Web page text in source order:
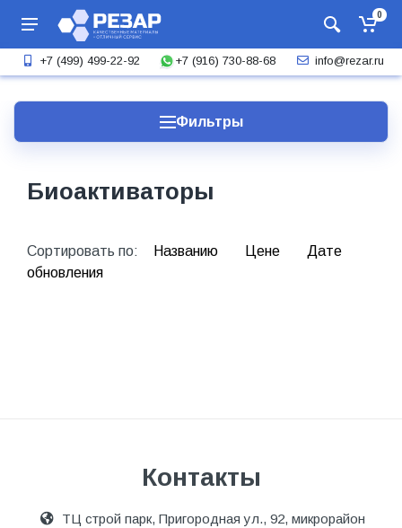
0
+7 (499) 499-22-92 +7 (916) 730-88-68 info@rezar.ru
Фильтры
Биоактиваторы
Сортировать по: Названию Цене
Дате
обновления
Контакты
ТЦ строй парк, Пригородная ул., 92, микрорайон